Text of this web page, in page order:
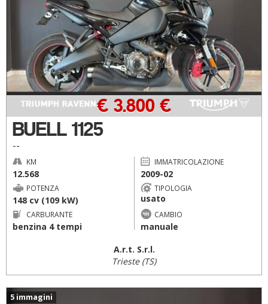
BUELL 1125
--
€ 3.800 €
KM
12.568
IMMATRICOLAZIONE
2009-02
POTENZA
148 cv (109 kW)
TIPOLOGIA
usato
CARBURANTE
benzina 4 tempi
CAMBIO
manuale
A.r.t. S.r.l.
Trieste (TS)
5 immagini